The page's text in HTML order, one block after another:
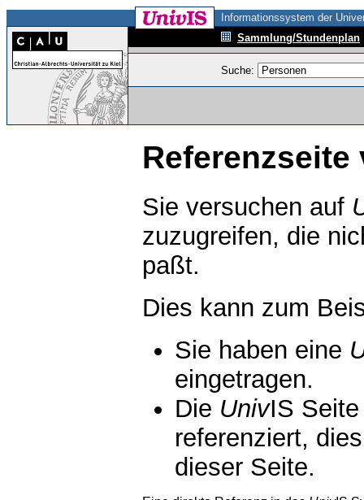
Informationssystem der
Sammlung/Stundenplan
Suche:
Referenzseite
Sie versuchen auf
zuzugreifen, die
paßt.
Dies kann zum
Sie haben eine
eingetragen.
Die UnivIS
referenziert,
dieser Seite.